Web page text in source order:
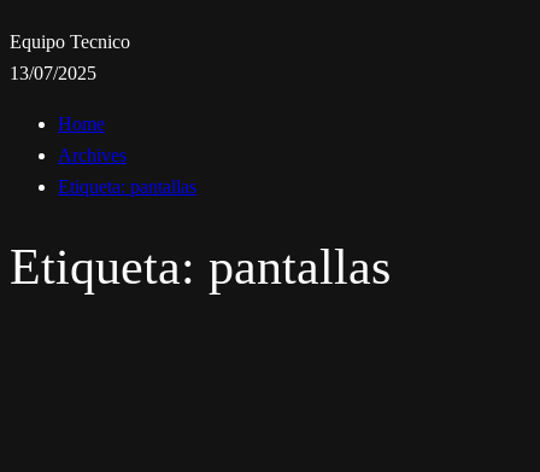
Equipo Tecnico
13/07/2025
Home
Archives
Etiqueta: pantallas
Etiqueta: pantallas